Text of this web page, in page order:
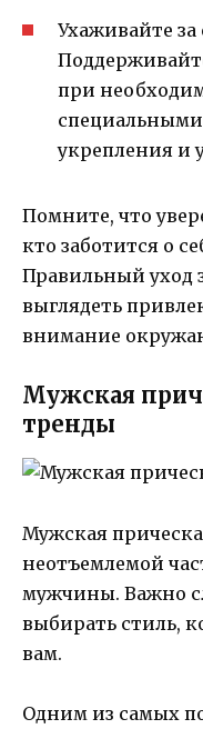
Ухаживайте
при
укрепления и
Помните, что
кто заботится о
Правильный уход
выглядеть
внимание
Мужская
тренды
Мужская прическа
неотъемлемой
мужчины. Важно
выбирать стиль,
вам.
Одним из самых